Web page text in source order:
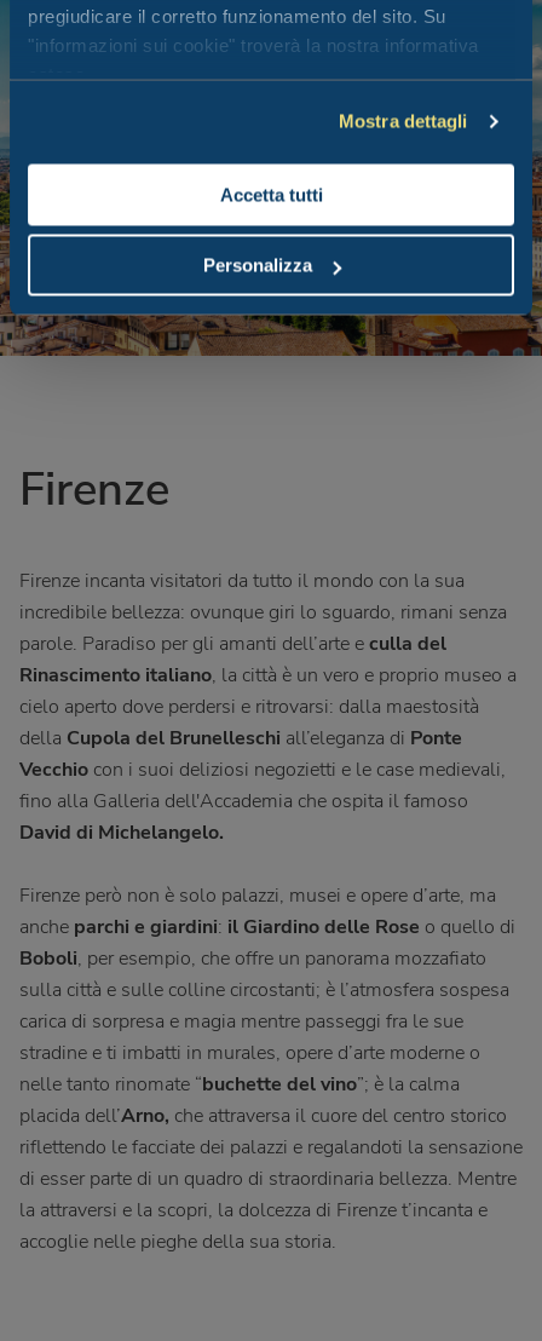
pregiudicare il corretto funzionamento del sito. Su
"informazioni sui cookie" troverà la nostra informativa
estesa.
Mostra dettagli
Accetta tutti
Personalizza
Firenze
Firenze incanta visitatori da tutto il mondo con la sua
incredibile bellezza: ovunque giri lo sguardo, rimani senza
parole. Paradiso per gli amanti dell’arte eculla del
Rinascimento italiano, la città è un vero e proprio museo a
cielo aperto dove perdersi e ritrovarsi: dalla maestosità
della Cupola del Brunelleschi all’eleganza di Ponte
Vecchio con i suoi deliziosi negozietti e le case medievali,
fino alla Galleria dell'Accademia che ospita il famoso
David di Michelangelo.
Firenze però non è solo palazzi, musei e opere d’arte, ma
anche parchi e giardini: il Giardino delle Rose o quello di
Boboli, per esempio, che offre un panorama mozzafiato
sulla città e sulle colline circostanti; è l’atmosfera sospesa
carica di sorpresa e magia mentre passeggi fra le sue
stradine e ti imbatti in murales, opere d’arte moderne o
nelle tanto rinomate “buchette del vino”; è la calma
placida dell’Arno, che attraversa il cuore del centro storico
riflettendo le facciate dei palazzi e regalandoti la sensazione
di esser parte di un quadro di straordinaria bellezza. Mentre
la attraversi e la scopri, la dolcezza di Firenze t’incanta e
accoglie nelle pieghe della sua storia.